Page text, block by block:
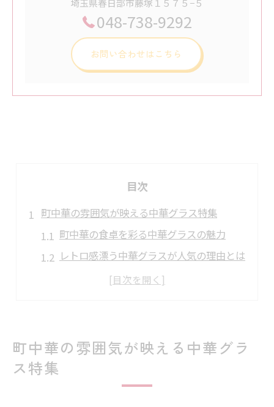
埼玉県春日部市藤塚１５７５−５
048-738-9292
お問い合わせはこちら
目次
町中華の雰囲気が映える中華グラス特集
町中華の食卓を彩る中華グラスの魅力
レトロ感漂う中華グラスが人気の理由とは
中華料理と相性抜群なグラスの選び方
台湾ビールに合う中華グラス選びのコツ
台湾ビールグラスが生む本場の雰囲気
町中華の雰囲気が映える中華グラ
ス特集